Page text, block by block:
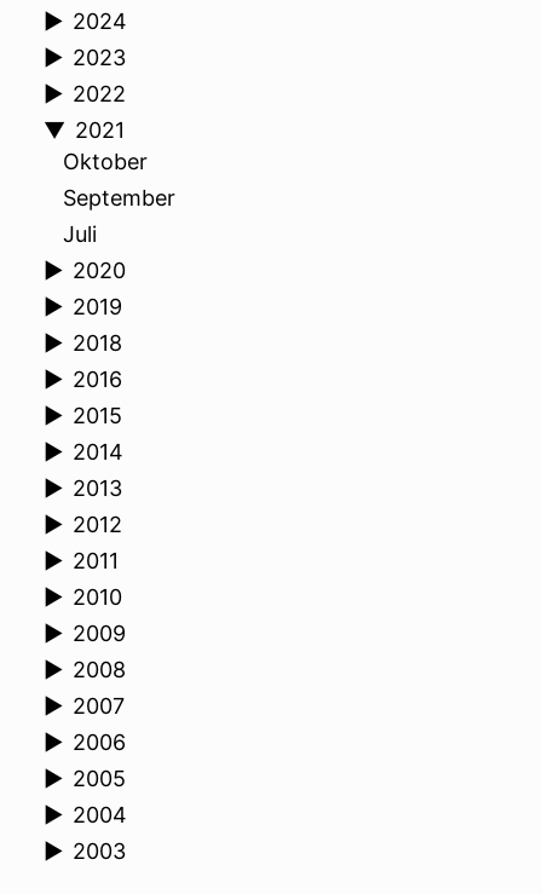
► 2024
► 2023
► 2022
▼ 2021
Oktober
September
Juli
► 2020
► 2019
► 2018
► 2016
► 2015
► 2014
► 2013
► 2012
► 2011
► 2010
► 2009
► 2008
► 2007
► 2006
► 2005
► 2004
► 2003